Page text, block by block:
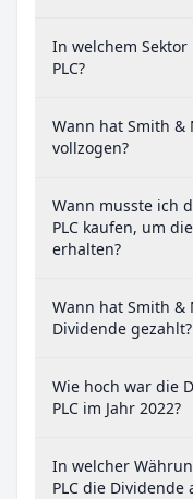
In welchem
PLC?
Wann hat Smith &
vollzogen?
Wann musste ich
PLC kaufen, um
erhalten?
Wann hat Smith &
Dividende gezahlt?
Wie hoch war die
PLC im Jahr 2022?
In welcher
PLC die Dividende